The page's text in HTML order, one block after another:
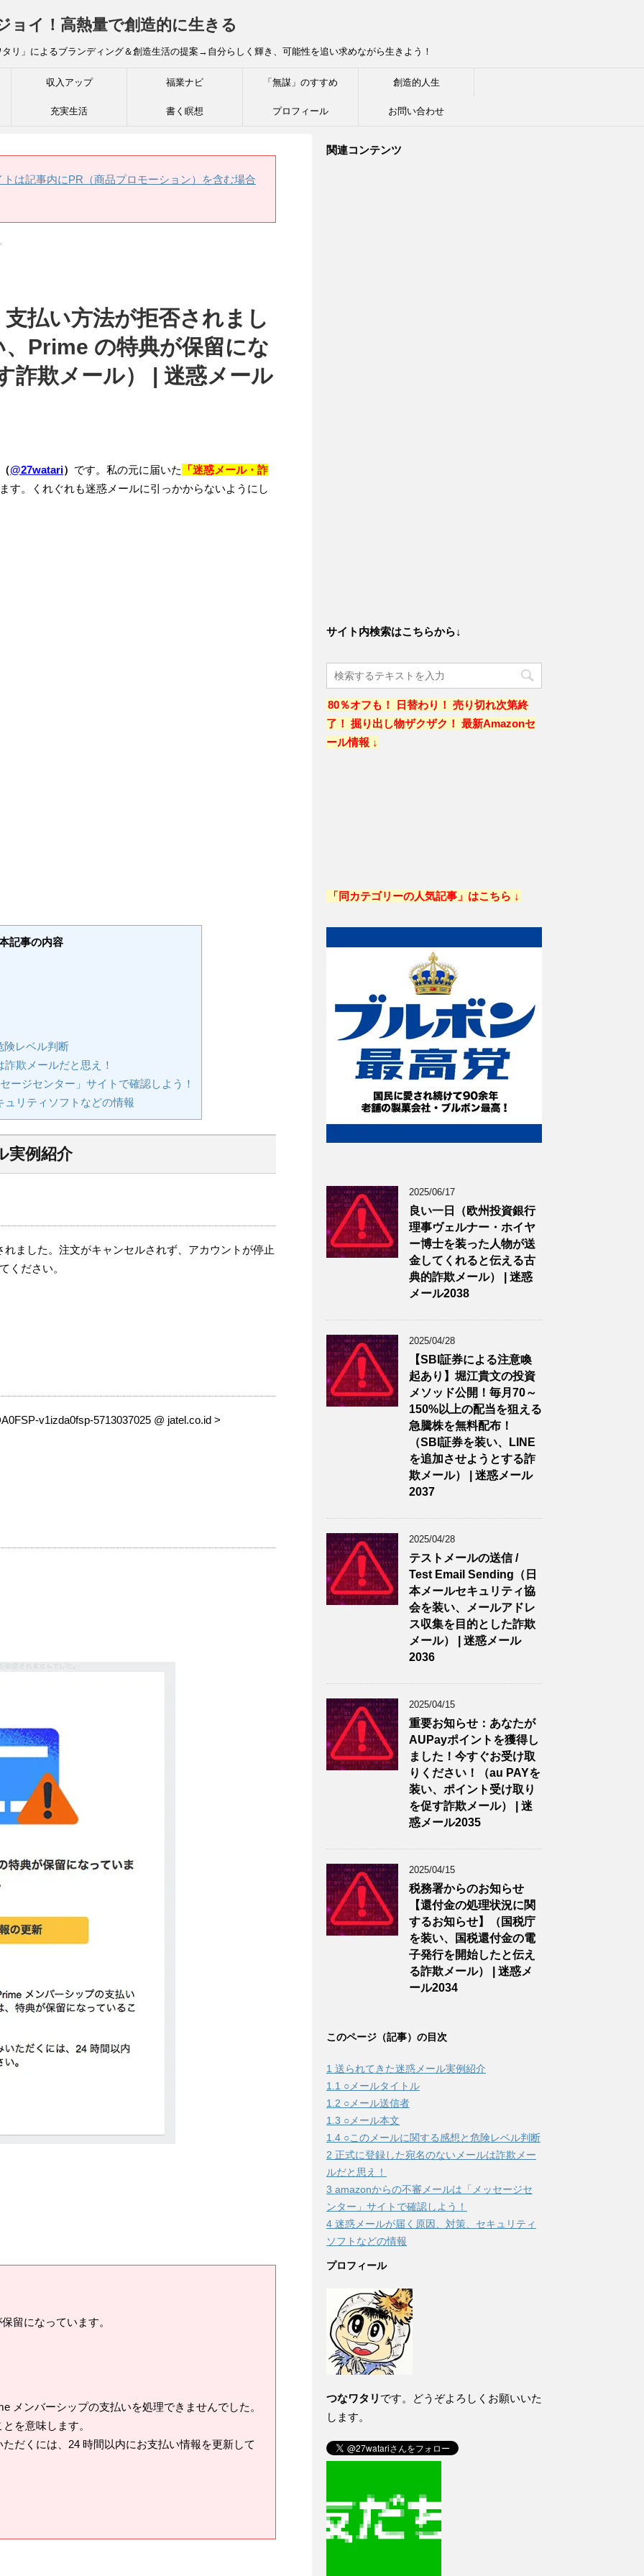
ョイ！高熱量で創造的に生きる
リ」によるブランディング＆創造生活の提案→自分らしく輝き、可能性を追い求めながら生きよう！
収入アップ 福業ナビ 「無謀」のすすめ 創造的人生
充実生活 書く瞑想 プロフィール お問い合わせ
トは記事内にPR（商品プロモーション）を含む場合
払い方法が拒否されまし
Prime の特典が保留にな
詐欺メール） | 迷惑メール
@27watari） です。私の元に届いた
「迷惑メール・詐
す。くれぐれも迷惑メールに引っかからないようにし
記事の内容
レベル判断
欺メールだと思え！
ージセンター」サイトで確認しよう！
リティソフトなどの情報
実例紹介
ました。注文がキャンセルされず、アカウントが停止
ください。
v1izda0fsp-5713037025 @ jatel.co.id >
留になっています。
メンバーシップの支払いを処理できませんでした。
を意味します。
だくには、24 時間以内にお支払い情報を更新して
関連コンテンツ
サイト内検索はこちらから↓
80％オフも！ 日替わり！ 売り切れ次第終
了！ 掘り出し物ザクザク！ 最新Amazonセ
ール情報 ↓
「同カテゴリーの人気記事」はこちら ↓
2025/06/17
良い一日（欧州投資銀行
理事ヴェルナー・ホイヤ
ー博士を装った人物が送
金してくれると伝える古
典的詐欺メール） | 迷惑
メール2038
2025/04/28
【SBI証券による注意喚
起あり】堀江貴文の投資
メソッド公開！毎月70～
150%以上の配当を狙える
急騰株を無料配布！
（SBI証券を装い、LINE
を追加させようとする詐
欺メール） | 迷惑メール
2037
2025/04/28
テストメールの送信 /
Test Email Sending（日
本メールセキュリティ協
会を装い、メールアドレ
ス収集を目的とした詐欺
メール） | 迷惑メール
2036
2025/04/15
重要お知らせ：あなたが
AUPayポイントを獲得し
ました！今すぐお受け取
りください！（au PAYを
装い、ポイント受け取り
を促す詐欺メール） | 迷
惑メール2035
2025/04/15
税務署からのお知らせ
【還付金の処理状況に関
するお知らせ】（国税庁
を装い、国税還付金の電
子発行を開始したと伝え
る詐欺メール） | 迷惑メ
ール2034
このページ（記事）の目次
1 送られてきた迷惑メール実例紹介
1.1 ○メールタイトル
1.2 ○メール送信者
1.3 ○メール本文
1.4 ○このメールに関する感想と危険レベル判断
2 正式に登録した宛名のないメールは詐欺メー
ルだと思え！
3 amazonからの不審メールは「メッセージセ
ンター」サイトで確認しよう！
4 迷惑メールが届く原因、対策、セキュリティ
ソフトなどの情報
プロフィール
つなワタリ です。どうぞよろしくお願いいた
します。